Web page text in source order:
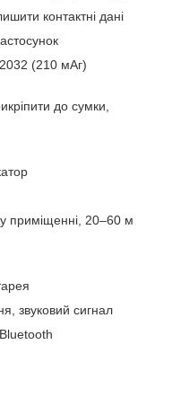
контактні дані
(210 мАг)
до сумки,
приміщенні, 20–60 м
звуковий сигнал